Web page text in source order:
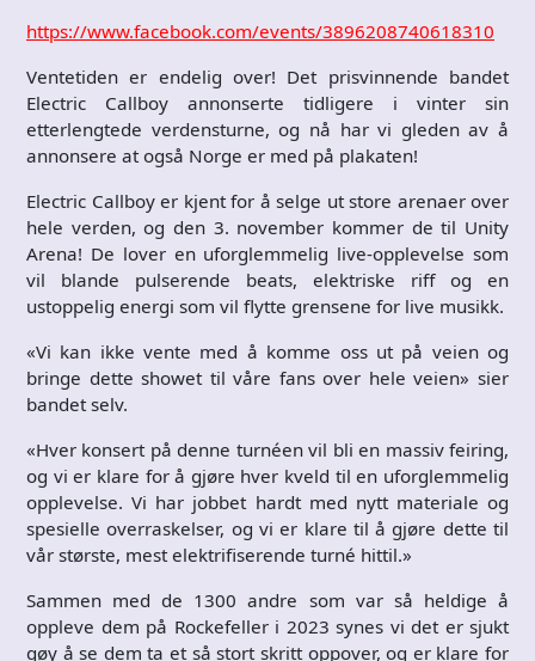
https://www.facebook.com/events/3896208740618310
Ventetiden er endelig over! Det prisvinnende bandet
Electric Callboy annonserte tidligere i vinter sin
etterlengtede verdensturne, og nå har vi gleden av å
annonsere at også Norge er med på plakaten!
Electric Callboy er kjent for å selge ut store arenaer over
hele verden, og den 3. november kommer de til Unity
Arena! De lover en uforglemmelig live-opplevelse som
vil blande pulserende beats, elektriske riff og en
ustoppelig energi som vil flytte grensene for live musikk.
«Vi kan ikke vente med å komme oss ut på veien og
bringe dette showet til våre fans over hele veien» sier
bandet selv.
«Hver konsert på denne turnéen vil bli en massiv feiring,
og vi er klare for å gjøre hver kveld til en uforglemmelig
opplevelse. Vi har jobbet hardt med nytt materiale og
spesielle overraskelser, og vi er klare til å gjøre dette til
vår største, mest elektrifiserende turné hittil.»
Sammen med de 1300 andre som var så heldige å
oppleve dem på Rockefeller i 2023 synes vi det er sjukt
gøy å se dem ta et så stort skritt oppover, og er klare for